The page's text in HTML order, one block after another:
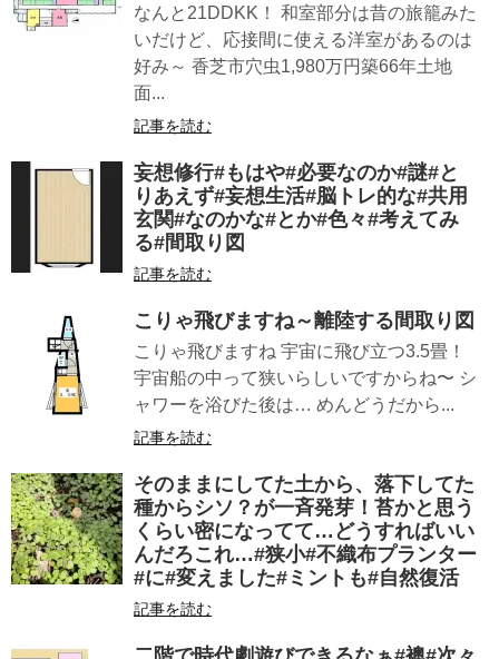
なんと21DDKK！ 和室部分は昔の旅籠みた
いだけど、応接間に使える洋室があるのは
好み～ 香芝市穴虫1,980万円築66年土地
面...
記事を読む
妄想修行#もはや#必要なのか#謎#と
りあえず#妄想生活#脳トレ的な#共用
玄関#なのかな#とか#色々#考えてみ
る#間取り図
記事を読む
こりゃ飛びますね～離陸する間取り図
こりゃ飛びますね 宇宙に飛び立つ3.5畳！
宇宙船の中って狭いらしいですからね〜 シ
ャワーを浴びた後は… めんどうだから...
記事を読む
そのままにしてた土から、落下してた
種からシソ？が一斉発芽！苔かと思う
くらい密になってて…どうすればいい
んだろこれ…#狭小#不織布プランター
#に#変えました#ミントも#自然復活
記事を読む